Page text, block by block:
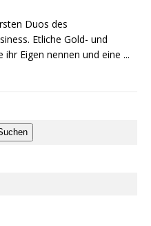
Duos des
Etliche Gold- und
ihr Eigen nennen und eine ...